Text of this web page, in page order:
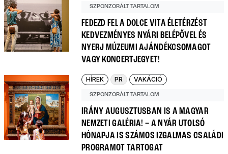
SZPONZORÁLT TARTALOM
FEDEZD FEL A DOLCE VITA ÉLETÉRZÉST
KEDVEZMÉNYES NYÁRI BELÉPŐVEL ÉS
NYERJ MÚZEUMI AJÁNDÉKCSOMAGOT
VAGY KONCERTJEGYET!
HÍREK PR VAKÁCIÓ
SZPONZORÁLT TARTALOM
IRÁNY AUGUSZTUSBAN IS A MAGYAR
NEMZETI GALÉRIA! – A NYÁR UTOLSÓ
HÓNAPJA IS SZÁMOS IZGALMAS CSALÁDI
PROGRAMOT TARTOGAT